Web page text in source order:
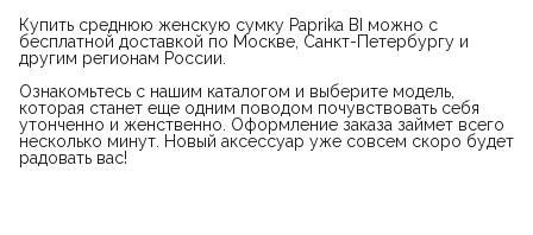
Купить среднюю женскую сумку Paprika BI можно с
бесплатной доставкой по Москве, Санкт-Петербургу и
другим регионам России.
Ознакомьтесь с нашим каталогом и выберите модель,
которая станет еще одним поводом почувствовать себя
утонченно и женственно. Оформление заказа займет всего
несколько минут. Новый аксессуар уже совсем скоро будет
радовать вас!